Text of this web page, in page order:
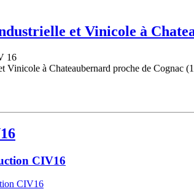
et Vinicole à
16
Vinicole à Chateaubernard proche de Cognac
CIV16